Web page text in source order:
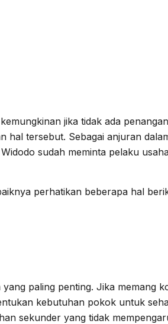
jika tidak ada
tersebut. Sebagai anjuran
sudah meminta pelaku
perhatikan beberapa hal
paling penting. Jika memang
kebutuhan pokok untuk
sekunder yang tidak